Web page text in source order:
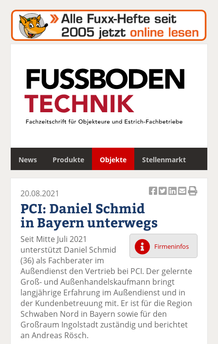
News Produkte Objekte Stellenmarkt
c
k
el
a
uf
F
ac
e
b
o
o
k
el
t
wi
er
n
el
a
uf
Li
n
k
e
di
n
te
el
p
er
m
ai
l
v
er
se
el
D
ru
e
20.08.2021
PCI: Daniel Schmid
in Bayern unterwegs
Firmeninfos
Seit Mitte Juli 2021
unterstützt Daniel Schmid
(36) als Fachberater im
Außendienst den Vertrieb bei PCI. Der gelernte
Groß- und Außenhandelskaufmann bringt
langjährige Erfahrung im Außendienst und in
der Kundenbetreuung mit. Er ist für die Region
Schwaben Nord in Bayern sowie für den
Großraum Ingolstadt zuständig und berichtet
an Andreas Rösch.